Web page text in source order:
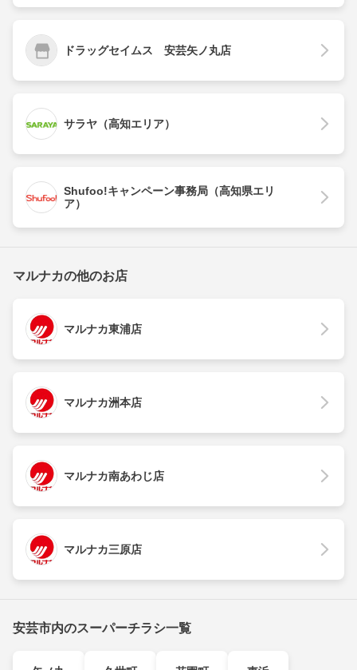
ドラッグセイムス 安芸矢ノ丸店
サラヤ（高知エリア）
Shufoo!キャンペーン事務局（高知県エリ
ア）
マルナカの他のお店
マルナカ東浦店
マルナカ洲本店
マルナカ南あわじ店
マルナカ三原店
安芸市内のスーパーチラシ一覧